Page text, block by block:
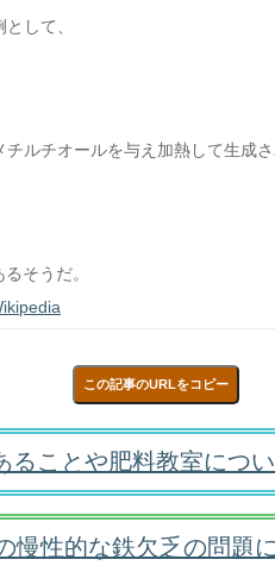
して、
ルチオールを与え加熱して生成
そうだ。
この記事のURLをコピー
ることや肥料教室につ
慢性的な鉄欠乏の問題